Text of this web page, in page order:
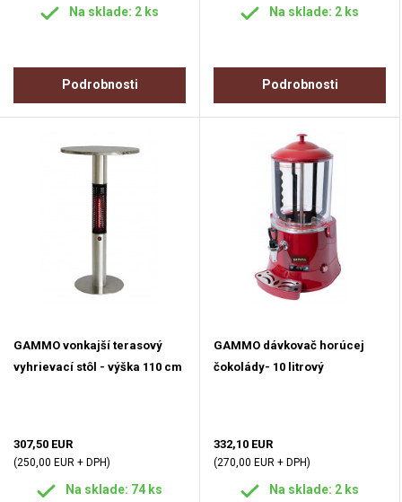
Na sklade: 2 ks
Podrobnosti
Na sklade: 2 ks
Podrobnosti
GAMMO vonkajší terasový
vyhrievací stôl - výška 110 cm
307,50 EUR
(250,00 EUR + DPH)
Na sklade: 74 ks
GAMMO dávkovač horúcej
čokolády- 10 litrový
332,10 EUR
(270,00 EUR + DPH)
Na sklade: 2 ks